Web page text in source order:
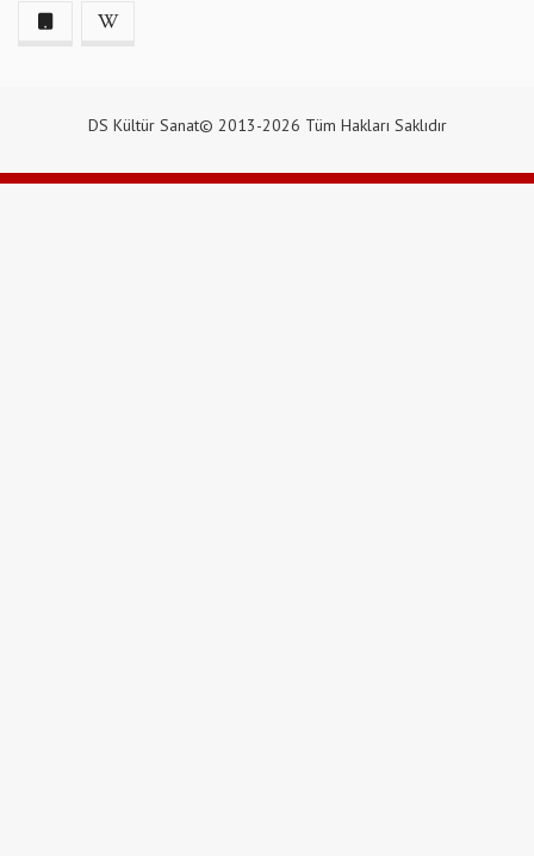
DS Kültür Sanat© 2013-2026 Tüm Hakları Saklıdır